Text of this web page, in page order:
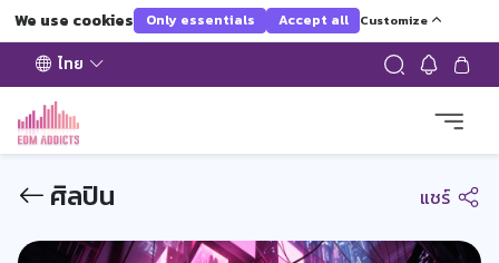
We use cookies Only essentials Accept all Customize
ไทย
ศิลปิน แชร์